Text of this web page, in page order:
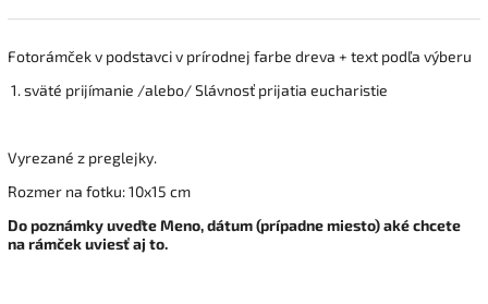
Fotorámček v podstavci v prírodnej farbe dreva + text podľa výberu
1. sväté prijímanie /alebo/ Slávnosť prijatia eucharistie
Vyrezané z preglejky.
Rozmer na fotku: 10x15 cm
Do poznámky uveďte Meno, dátum (prípadne miesto) aké chcete
na rámček uviesť aj to.